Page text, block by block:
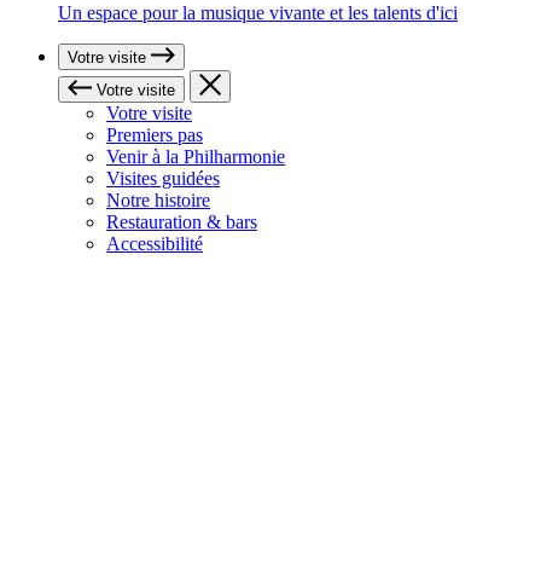
Un espace pour la musique vivante et les talents d'ici
Votre visite
Votre visite
Votre visite
Premiers pas
Venir à la Philharmonie
Visites guidées
Notre histoire
Restauration & bars
Accessibilité